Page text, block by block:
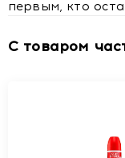
первым, кто
С товаром